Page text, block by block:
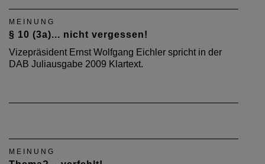
MEINUNG
§ 10 (3a)... nicht vergessen!
Vizepräsident Ernst Wolfgang Eichler spricht in der
DAB Juliausgabe 2009 Klartext.
MEINUNG